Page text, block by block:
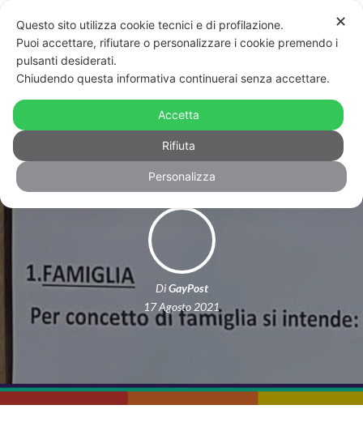
Noto: sconto in spiaggia, ma solo per
le famiglie con “padre, madre e figli”
DiGayPost
17 Agosto 2021
✕
Questo sito utilizza cookie tecnici e di profilazione.
Puoi accettare, rifiutare o personalizzare i cookie premendo i
pulsanti desiderati.
Chiudendo questa informativa continuerai senza accettare.
Accetta
Rifiuta
Personalizza